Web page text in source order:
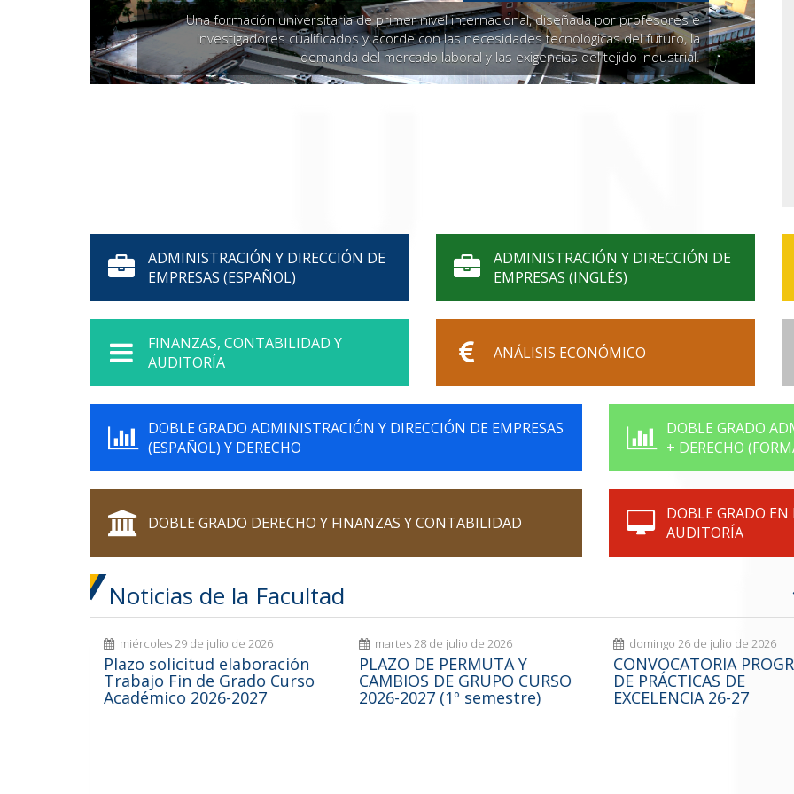
Una formación universitaria de primer nivel internacional, diseñada por profesores e
investigadores cualificados y acorde con las necesidades tecnológicas del futuro, la
demanda del mercado laboral y las exigencias del tejido industrial.
ADMINISTRACIÓN Y DIRECCIÓN DE
EMPRESAS (ESPAÑOL)
ADMINISTRACIÓN Y DIRECCIÓN DE
EMPRESAS (INGLÉS)
FINANZAS, CONTABILIDAD Y
AUDITORÍA
ANÁLISIS ECONÓMICO
DOBLE GRADO ADMINISTRACIÓN Y DIRECCIÓN DE EMPRESAS
(ESPAÑOL) Y DERECHO
DOBLE GRADO
+ DERECHO
DOBLE GRADO DERECHO Y FINANZAS Y CONTABILIDAD
DOBLE GRADO
AUDITORÍA
Noticias de la Facultad
miércoles 29 de julio de 2026
Plazo solicitud elaboración
Trabajo Fin de Grado Curso
Académico 2026-2027
martes 28 de julio de 2026
PLAZO DE PERMUTA Y
CAMBIOS DE GRUPO CURSO
2026-2027 (1º semestre)
domingo 26 de julio de 2026
CONVOCATORIA
DE PRÁCTICAS DE
EXCELENCIA 26-27